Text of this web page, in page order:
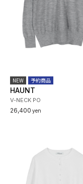
NEW 予約商品
HAUNT
V-NECK PO
26,400 yen